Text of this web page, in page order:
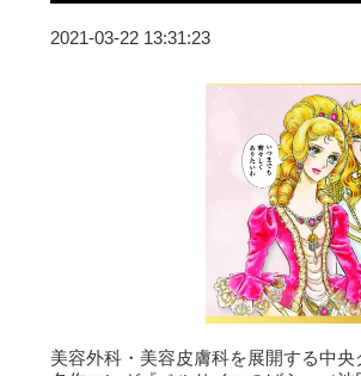
2021-03-22 13:31:23
美容外科・美容皮膚科を展開する中